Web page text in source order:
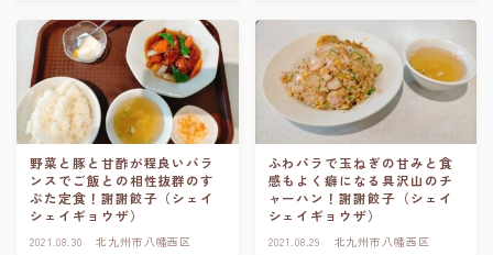
野菜と豚と甘酢が程良いバラ
ンスでご飯との相性抜群のす
ぶた定食！謝謝餃子（シェイ
シェイギョウザ）
2021.08.30 北九州市八幡西区
ふわパラで玉ねぎの甘みと食
感もよく癖になる具沢山のチ
ャーハン！謝謝餃子（シェイ
シェイギョウザ）
2021.08.29 北九州市八幡西区